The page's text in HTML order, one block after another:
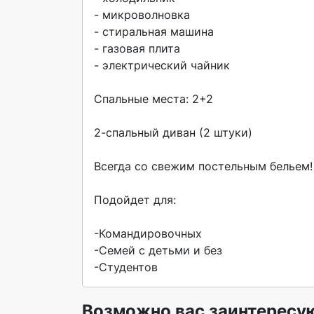
- микроволновка
- стиральная машина
- газовая плита
- электрический чайник
Спальные места: 2+2
2-спальный диван (2 штуки)
Всегда со свежим постельным бельем!
Подойдет для:
-Командировочных
-Семей с детьми и без
-Студентов